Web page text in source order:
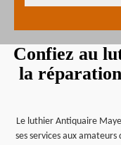
Confiez au
la
Le luthier Antiquaire
ses services aux